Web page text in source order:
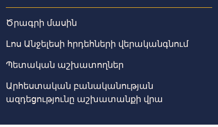
Ծրագրի մասին
Լոս Անջելեսի հրդեհների վերականգնում
Պետական աշխատողներ
Արհեստական բանականության
ազդեցությունը աշխատանքի վրա